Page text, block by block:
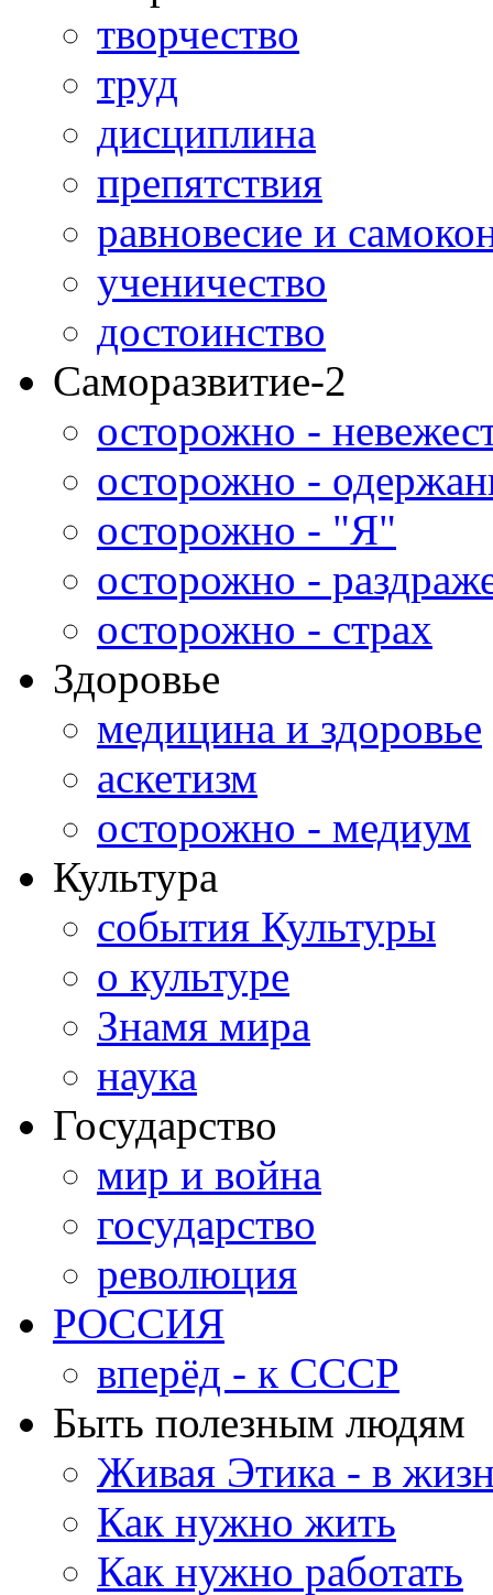
творчество
труд
дисциплина
препятствия
равновесие и
ученичество
достоинство
Саморазвитие-2
осторожно -
осторожно -
осторожно - "Я"
осторожно -
осторожно - страх
Здоровье
медицина и здоровье
аскетизм
осторожно - медиум
Культура
события Культуры
о культуре
Знамя мира
наука
Государство
мир и война
государство
революция
РОССИЯ
вперёд - к СССР
Быть полезным людям
Живая Этика - в
Как нужно жить
Как нужно работать